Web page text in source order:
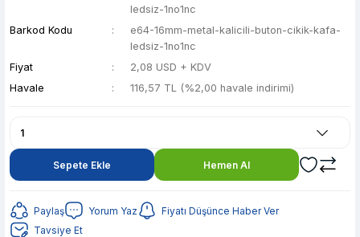
ledsiz-1no1nc
Barkod Kodu
e64-16mm-metal-kalicili-buton-cikik-kafa-
ledsiz-1no1nc
Fiyat
2,08 USD + KDV
Havale
116,57 TL (%2,00 havale indirimi)
Sepete Ekle Hemen Al
Paylaş Yorum Yaz
Fiyatı Düşünce Haber Ver
Tavsiye Et